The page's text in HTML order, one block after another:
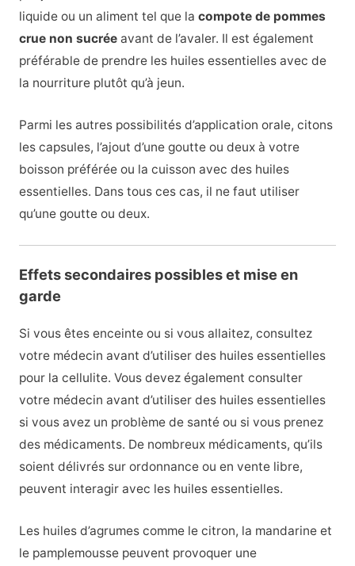
liquide ou un aliment tel que la compote de pommes
crue non sucréeavant de l’avaler. Il est également
préférable de prendre les huiles essentielles avec de
la nourriture plutôt qu’à jeun.
Parmi les autres possibilités d’application orale, citons
les capsules, l’ajout d’une goutte ou deux à votre
boisson préférée ou la cuisson avec des huiles
essentielles. Dans tous ces cas, il ne faut utiliser
qu’une goutte ou deux.
Effets secondaires possibles et mise en
garde
Si vous êtes enceinte ou si vous allaitez, consultez
votre médecin avant d’utiliser des huiles essentielles
pour la cellulite. Vous devez également consulter
votre médecin avant d’utiliser des huiles essentielles
si vous avez un problème de santé ou si vous prenez
des médicaments. De nombreux médicaments, qu’ils
soient délivrés sur ordonnance ou en vente libre,
peuvent interagir avec les huiles essentielles.
Les huiles d’agrumes comme le citron, la mandarine et
le pamplemousse peuvent provoquer une